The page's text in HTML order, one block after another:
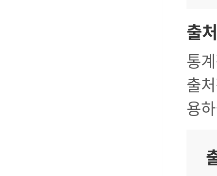
출
통
출
용